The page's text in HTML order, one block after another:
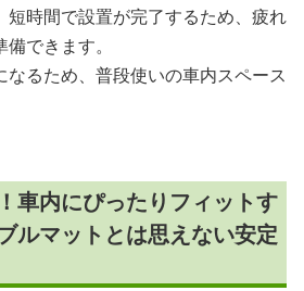
短時間で設置が完了するため、疲れ
できます。
なるため、普段使いの車内スペース
車内にぴったりフィットす
ルマットとは思えない安定